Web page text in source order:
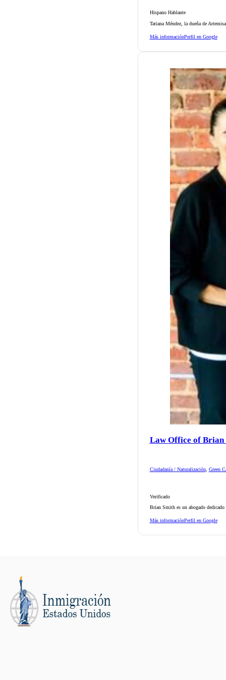
Hispano Hablante
Tatiana Méndez, la dueña de
Más informaciónPerfil en Google
Law Office of Brian
Ciudadanía / Naturalización, Green
Verificado
Brian Smith es un abogado
Más informaciónPerfil en Google